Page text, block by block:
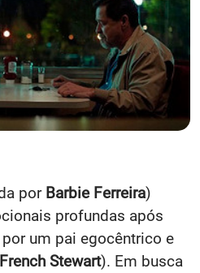
por Barbie Ferreira)
profundas após
um pai egocêntrico e
French Stewart). Em busca